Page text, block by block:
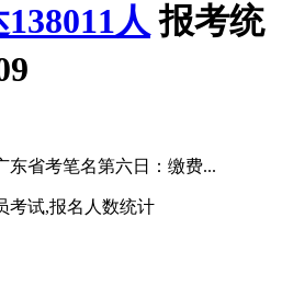
人 报考统
东省考笔名第六日：缴费...
考试,报名人数统计